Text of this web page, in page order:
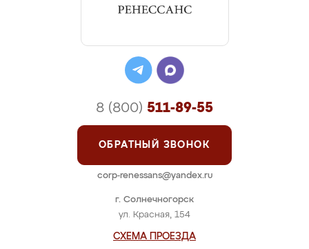
г. Солнечногорск
ул. Красная, 154
СХЕМА ПРОЕЗДА
8 (800) 511-89-55
ОБРАТНЫЙ ЗВОНОК
corp-renessans@yandex.ru